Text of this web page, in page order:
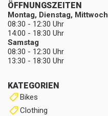
KATEGORIEN
Bikes
Clothing
ÖFFNUNGSZEITEN
Montag, Dienstag,
08:30 - 12:30 Uhr
14:00 - 18:30 Uhr
Samstag
08:30 - 12:30 Uhr
13:30 - 18:30 Uhr